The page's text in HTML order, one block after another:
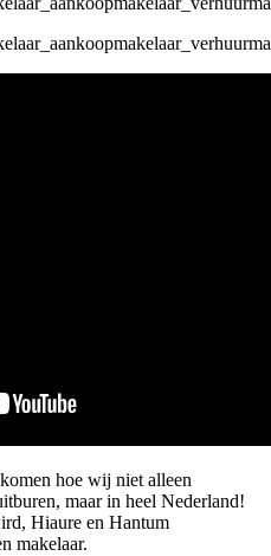
hoe wij niet alleen
maar in heel Nederland!
Hiaure en Hantum
makelaar.